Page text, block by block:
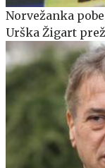
Norvežanka
Urška Žigart